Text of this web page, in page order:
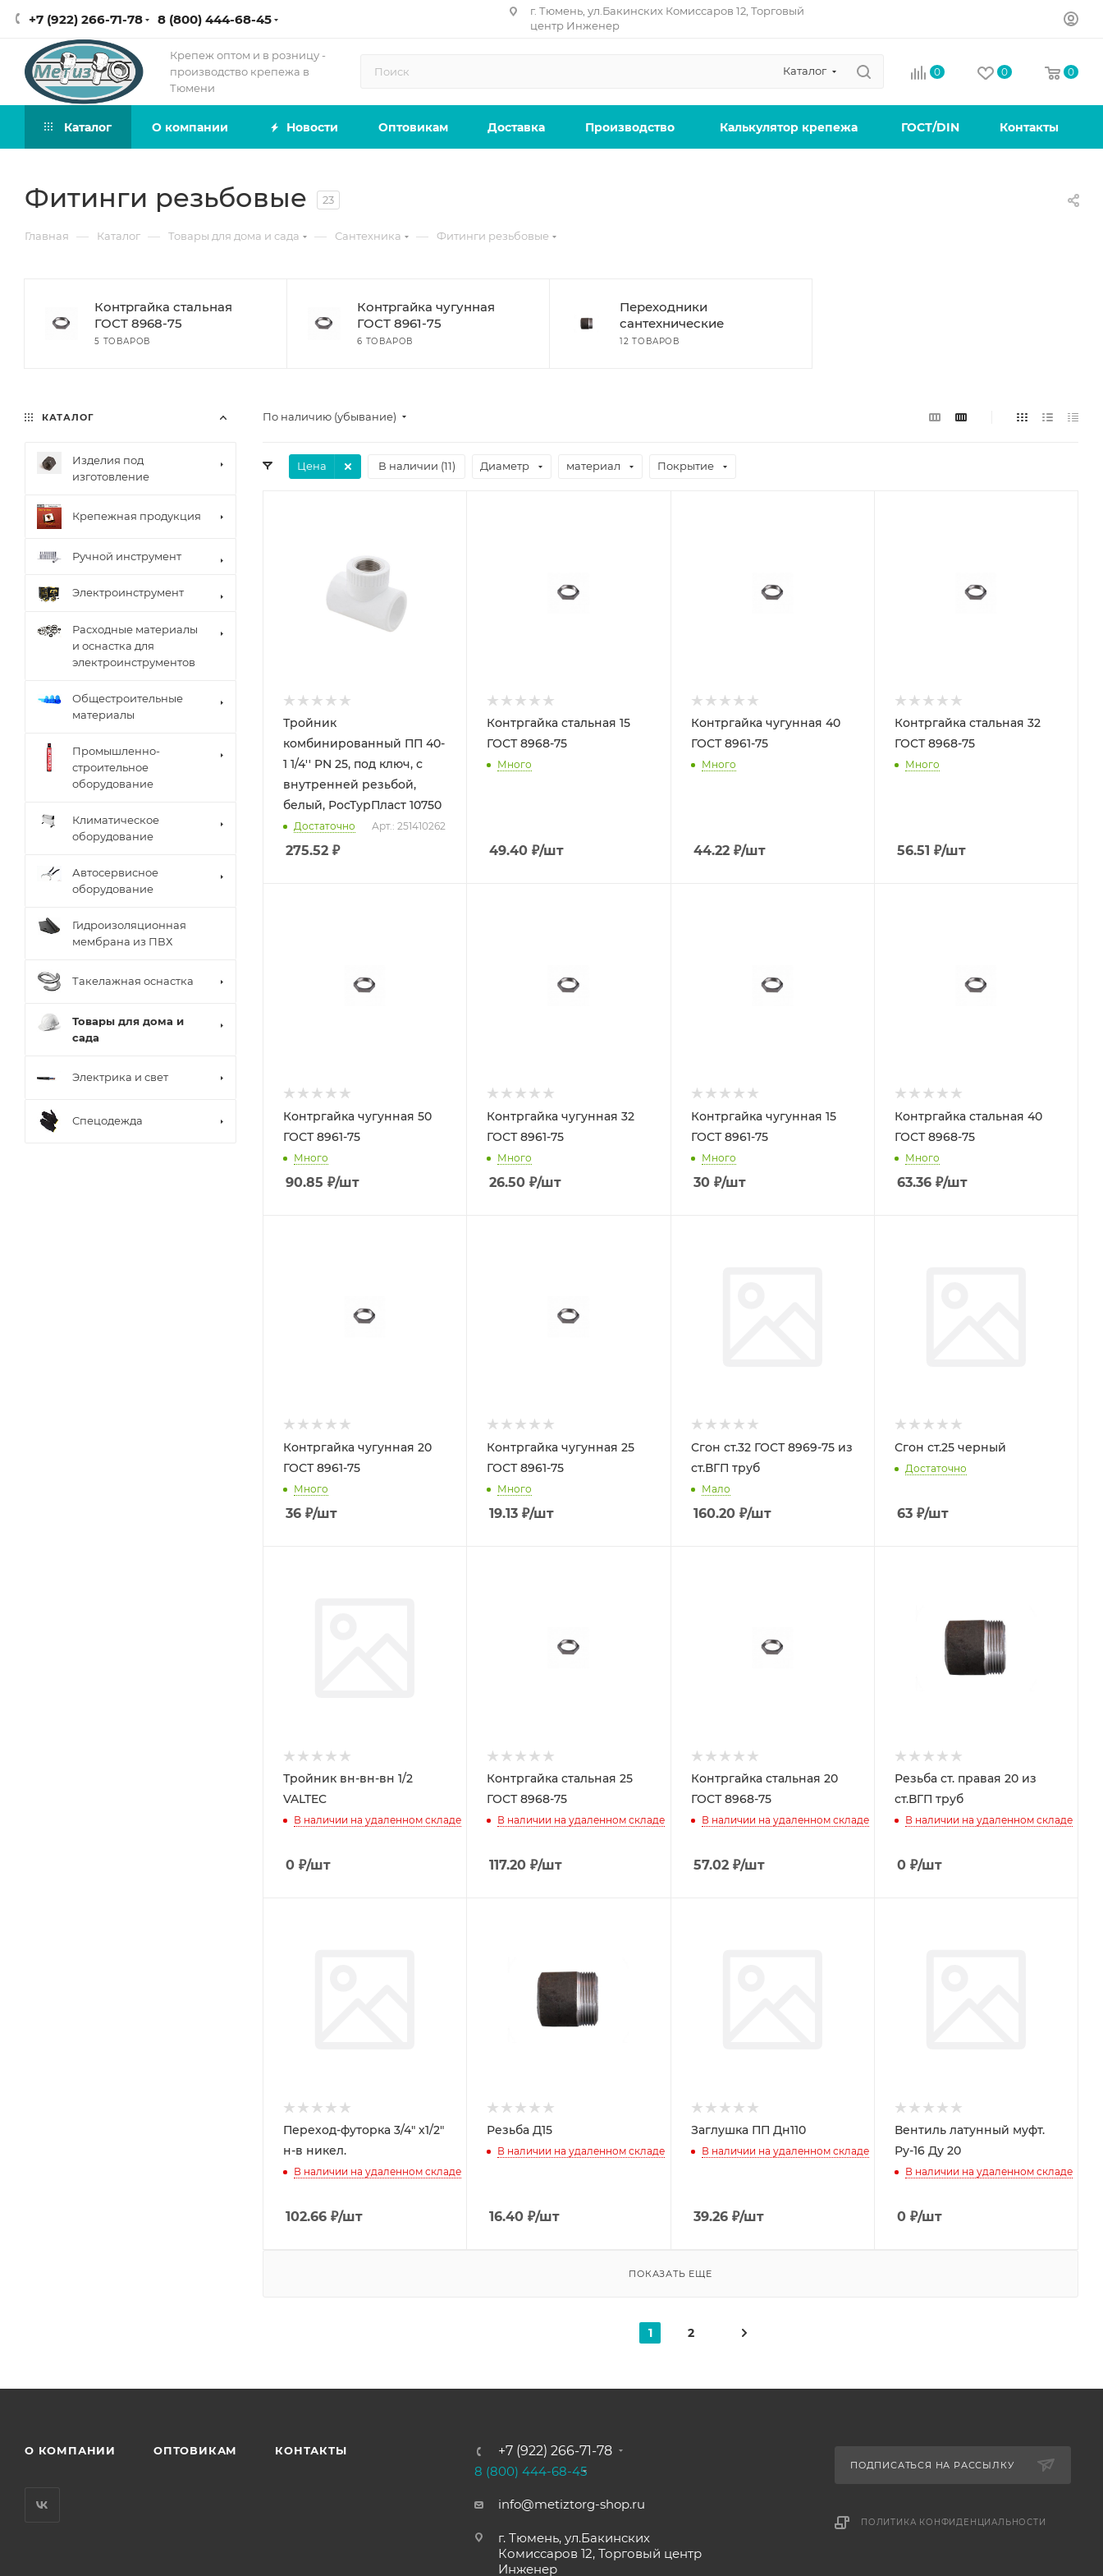
+7 (922) 266-71-78 8 (800) 444-68-45
г. Тюмень, ул.Бакинских Комиссаров 12, Торговый
центр Инженер
Крепеж оптом и в розницу -
производство крепежа в
Тюмени
Каталог 0 0 0
Каталог О компании Новости Оптовикам Доставка Производство Калькулятор крепежа ГОСТ/DIN Контакты
Фитинги резьбовые 23
Главная — Каталог — Товары для дома и сада — Сантехника — Фитинги резьбовые
Контргайка стальная
ГОСТ 8968-75
5 ТОВАРОВ
Контргайка чугунная
ГОСТ 8961-75
6 ТОВАРОВ
Переходники
сантехнические
12 ТОВАРОВ
По наличию (убывание)
Цена В наличии (11) Диаметр материал Покрытие
Тройник
комбинированный ПП 40-
1 1/4'' PN 25, под ключ, с
внутренней резьбой,
белый, РосТурПласт 10750
Достаточно Арт.: 251410262
275.52 ₽
Контргайка стальная 15
ГОСТ 8968-75
Много
49.40 ₽/шт
Контргайка чугунная 40
ГОСТ 8961-75
Много
44.22₽/шт
Контргайка стальная 32
ГОСТ 8968-75
Много
56.51 ₽/шт
Контргайка чугунная 50
ГОСТ 8961-75
Много
90.85 ₽/шт
Контргайка чугунная 32
ГОСТ 8961-75
Много
26.50 ₽/шт
Контргайка чугунная 15
ГОСТ 8961-75
Много
30₽/шт
Контргайка стальная 40
ГОСТ 8968-75
Много
63.36₽/шт
Контргайка чугунная 20
ГОСТ 8961-75
Много
36 ₽/шт
Контргайка чугунная 25
ГОСТ 8961-75
Много
19.13 ₽/шт
Сгон ст.32 ГОСТ 8969-75 из
ст.ВГП труб
Мало
160.20₽/шт
Сгон ст.25 черный
Достаточно
63₽/шт
Тройник вн-вн-вн 1/2
VALTEC
В наличии на удаленном складе
0 ₽/шт
Контргайка стальная 25
ГОСТ 8968-75
В наличии на удаленном складе
117.20 ₽/шт
Контргайка стальная 20
ГОСТ 8968-75
В наличии на удаленном складе
57.02₽/шт
Резьба ст. правая 20 из
ст.ВГП труб
В наличии на удаленном складе
0₽/шт
Переход-футорка 3/4" х1/2"
н-в никел.
В наличии на удаленном складе
102.66 ₽/шт
Резьба Д15
В наличии на удаленном складе
16.40 ₽/шт
Заглушка ПП Дн110
В наличии на удаленном складе
39.26₽/шт
Вентиль латунный муфт.
Ру-16 Ду 20
В наличии на удаленном складе
0₽/шт
ПОКАЗАТЬ ЕЩЕ
1 2
КАТАЛОГ
Изделия под
изготовление
Крепежная продукция
Ручной инструмент
Электроинструмент
Расходные материалы
и оснастка для
электроинструментов
Общестроительные
материалы
Промышленно-
строительное
оборудование
Климатическое
оборудование
Автосервисное
оборудование
Гидроизоляционная
мембрана из ПВХ
Такелажная оснастка
Товары для дома и
сада
Электрика и свет
Спецодежда
О КОМПАНИИ ОПТОВИКАМ КОНТАКТЫ
+7 (922) 266-71-78
8 (800) 444-68-45
info@metiztorg-shop.ru
г. Тюмень, ул.Бакинских
Комиссаров 12, Торговый центр
Инженер
ПОДПИСАТЬСЯ НА РАССЫЛКУ
ПОЛИТИКА КОНФИДЕНЦИАЛЬНОСТИ